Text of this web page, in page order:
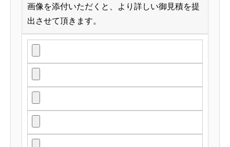
画像を添付いただくと、より詳しい御見積を提
出させて頂きます。